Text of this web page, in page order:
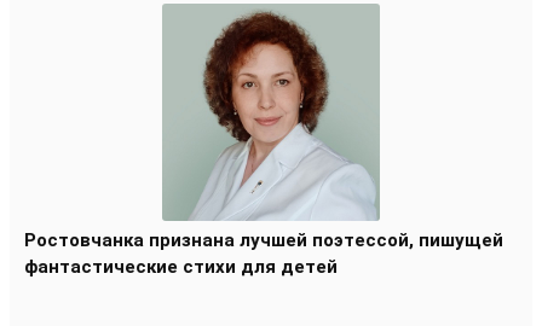
Ростовчанка признана лучшей поэтессой, пишущей
фантастические стихи для детей